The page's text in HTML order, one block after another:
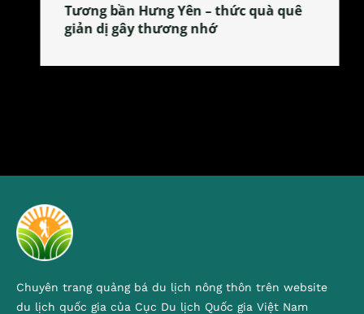
Tương bần Hưng Yên – thức quà quê
giản dị gây thương nhớ
Chuyên trang quảng bá du lịch nông thôn trên website
du lịch quốc gia của Cục Du lịch Quốc gia Việt Nam